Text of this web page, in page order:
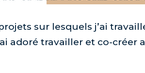
sur lesquels j’ai
adoré travailler et co-créer